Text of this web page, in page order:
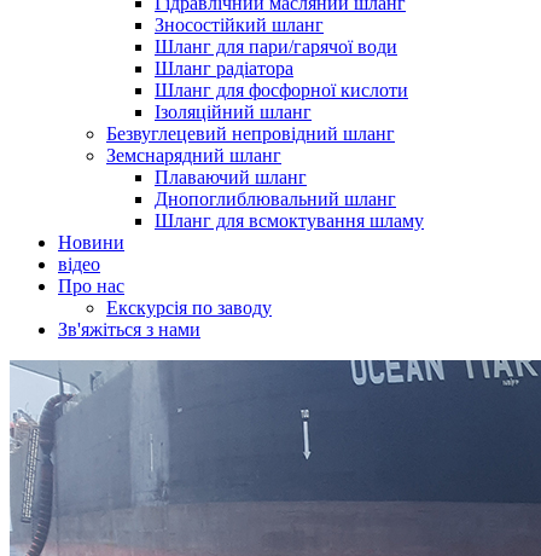
Зносостійкий шланг
Шланг для пари/гарячої води
Шланг радіатора
Шланг для фосфорної кислоти
Ізоляційний шланг
Безвуглецевий непровідний шланг
Земснарядний шланг
Плаваючий шланг
Днопоглиблювальний шланг
Шланг для всмоктування шламу
Новини
відео
Про нас
Екскурсія по заводу
Зв'яжіться з нами